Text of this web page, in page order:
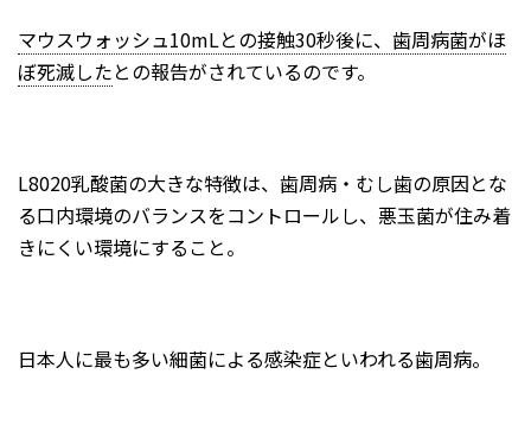
マウスウォッシュ10mLとの接触30秒後に、歯周病菌がほ
ぼ死滅したとの報告がされているのです。
L8020乳酸菌の大きな特徴は、歯周病・むし歯の原因とな
る口内環境のバランスをコントロールし、悪玉菌が住み着
きにくい環境にすること。
日本人に最も多い細菌による感染症といわれる歯周病。